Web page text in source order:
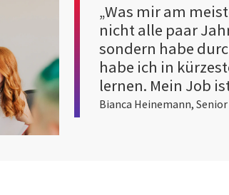
„Was mir am
nicht alle paar
sondern habe
habe ich in
lernen. Mein Job
Bianca Heinemann,